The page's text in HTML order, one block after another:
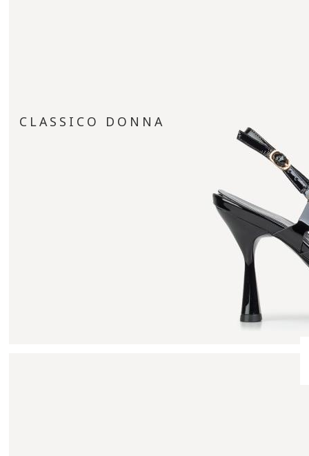
CLASSICO DONNA